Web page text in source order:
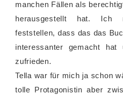
manchen Fällen als
herausgestellt hat. Ich
feststellen, dass das das
interessanter gemacht
zufrieden.
Tella war für mich ja schon
tolle Protagonistin aber